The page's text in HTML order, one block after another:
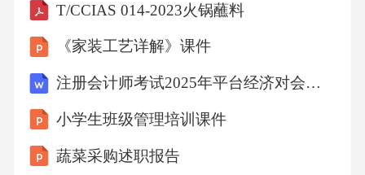
的”，这种状况是什么原因促成的？(4)综合上述
材料并联系所学，谈谈你对盛唐气象的感想。2
词、元曲是中华优秀传统文化中的璀璨明珠，
从中可感受文学魅力，一览历史胜景。阅读材
料，回答问题。文学览胜一唐诗——春风得意
T/CCIAS 014-2023火锅蘸料
《家装工艺详解》课件
注册会计师考试2025年平台经济对会计的挑战与策略试题及答案
小学生班级管理培训课件
蔬菜采购述职报告